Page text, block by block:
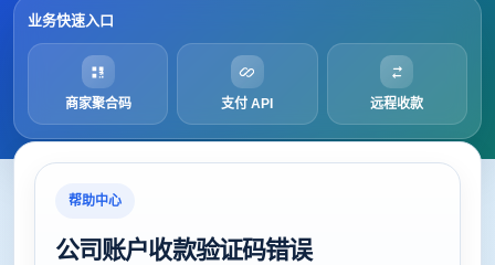
业务快速入口
商家聚合码 支付 API 远程收款
帮助中心
公司账户收款验证码错误